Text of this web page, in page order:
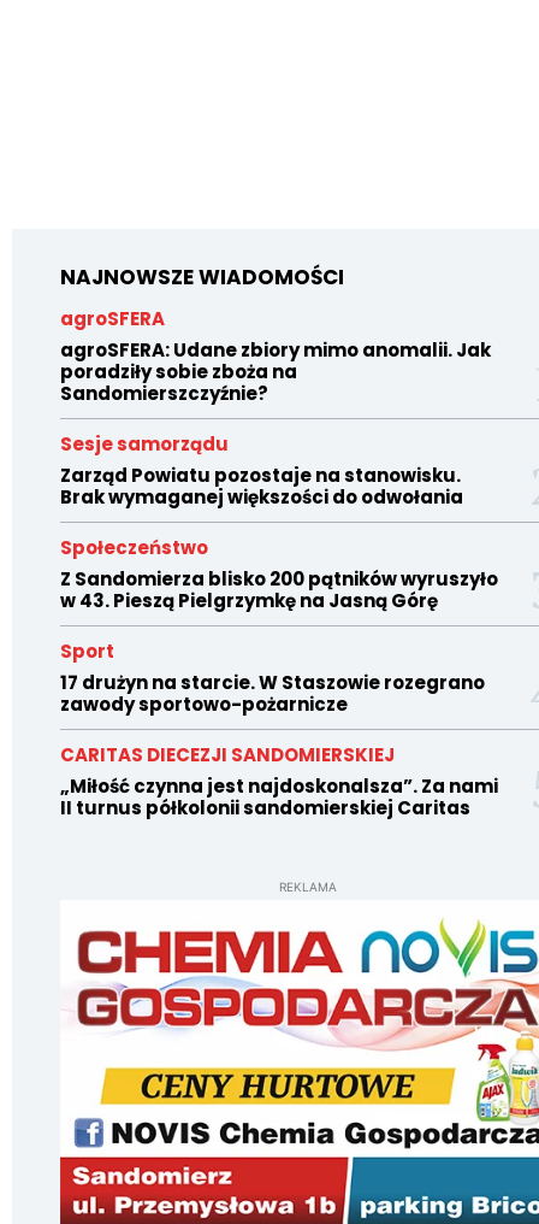
NAJNOWSZE WIADOMOŚCI
agroSFERA
agroSFERA: Udane zbiory mimo anomalii. Jak
poradziły sobie zboża na
Sandomierszczyźnie?
Sesje samorządu
Zarząd Powiatu pozostaje na stanowisku.
Brak wymaganej większości do odwołania
Społeczeństwo
Z Sandomierza blisko 200 pątników wyruszyło
w 43. Pieszą Pielgrzymkę na Jasną Górę
Sport
17 drużyn na starcie. W Staszowie rozegrano
zawody sportowo-pożarnicze
CARITAS DIECEZJI SANDOMIERSKIEJ
„Miłość czynna jest najdoskonalsza”. Za nami
II turnus półkolonii sandomierskiej Caritas
REKLAMA